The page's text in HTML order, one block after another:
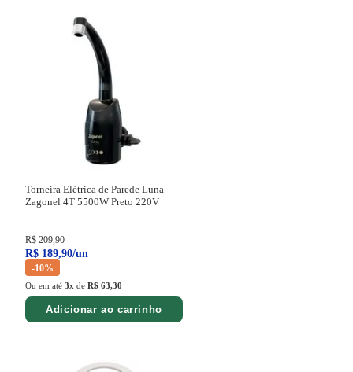
Torneira Elétrica de Parede Luna
Zagonel 4T 5500W Preto 220V
R$ 209, 90
R$ 189,90/un
-10%
Ou em até 3x de R$ 63,30
Adicionar ao carrinho